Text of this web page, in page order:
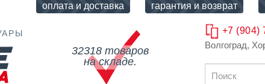
оплата и доставка гарантия и возврат
Волгоград,
32318 товаров
на складе.
+7 (904)